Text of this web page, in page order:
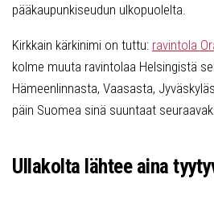
pääkaupunkiseudun ulkopuolelta.
Kirkkain kärkinimi on tuttu: ravintola
kolme muuta ravintolaa Helsingistä
Hämeenlinnasta, Vaasasta,
päin Suomea sinä suuntaat
Ullakolta lähtee aina